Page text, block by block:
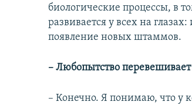
биологические процессы, в
развивается у всех на
появление новых штаммов.
– Любопытство перевешивает
– Конечно. Я понимаю, что у